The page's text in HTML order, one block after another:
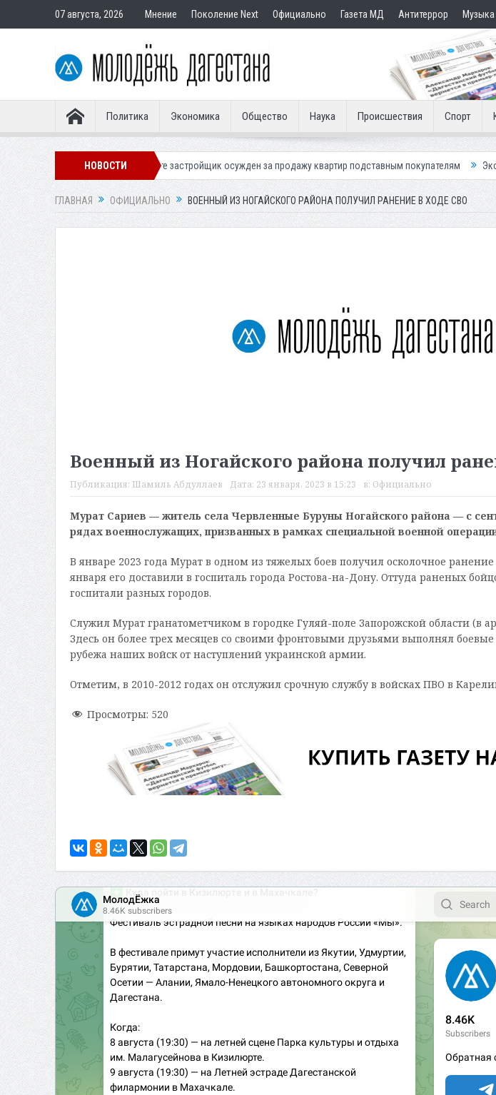
07 августа, 2026 Мнение Поколение Next Официально Газета МД Антитеррор Музыка
Политика Экономика Общество Наука Происшествия Спорт
НОВОСТИ
В Дербенте застройщик осужден за продажу квартир подставным покупателям Экс-сотрудница
ГЛАВНАЯ ОФИЦИАЛЬНО ВОЕННЫЙ ИЗ НОГАЙСКОГО РАЙОНА ПОЛУЧИЛ РАНЕНИЕ В ХОДЕ СВО
Военный из Ногайского района получил
Публикация: Шамиль Абдуллаев Дата: 23 января, 2023 в 15:23 в: Официально
Мурат Сариев — житель села Червленные Буруны Ногайского района — с
рядах военнослужащих, призванных в рамках специальной военной
В январе 2023 года Мурат в одном из тяжелых боев получил осколочное
января его доставили в госпиталь города Ростова-на-Дону. Оттуда раненых
госпитали разных городов.
Служил Мурат гранатометчиком в городке Гуляй-поле Запорожской области (в
Здесь он более трех месяцев со своими фронтовыми друзьями выполнял боевые
рубежа наших войск от наступлений украинской армии.
Отметим, в 2010-2012 годах он отслужил срочную службу в войсках ПВО в
Просмотры: 520